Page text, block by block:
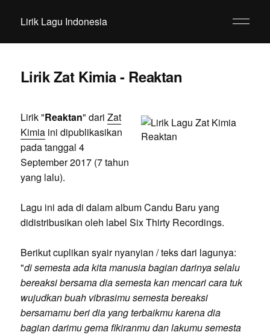
Lirik Lagu Indonesia
Lirik Zat Kimia - Reaktan
Lirik "Reaktan" dari Zat
Kimiaini dipublikasikan
pada tanggal 4
September 2017 (7 tahun
yang lalu).
Lagu ini ada di dalam album Candu Baru yang
didistribusikan oleh label Six Thirty Recordings.
Berikut cuplikan syair nyanyian / teks dari lagunya:
"di semesta ada kita manusia bagian darinya selalu
bereaksi bersama dia semesta kan mencari cara tuk
wujudkan buah vibrasimu semesta bereaksi
bersamamu beri dia yang terbaikmu karena dia
bagian darimu gema fikiranmu dan lakumu semesta